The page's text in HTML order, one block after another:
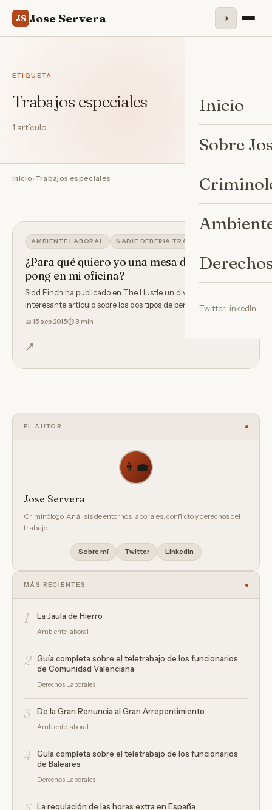
JS Jose Servera ◑
Inicio
Sobre
TwitterLinkedIn
ETIQUETA
Trabajos especiales
1 artículo
Inicio› Trabajos especiales
AMBIENTE LABORAL NADIE DEBERÍA TRABAJAR JAMÁS
¿Para qué quiero yo una mesa de ping-
pong en mi oficina?
Sidd Finch ha publicado en The Hustle un divertido y a la vez
interesante artículo sobre los dos tipos de beneficios…
📅 15 sep 2015⏱ 3 min
↗
EL AUTOR
👨‍💼
Jose Servera
Criminólogo. Análisis de entornos laborales, conflicto y derechos del
trabajo.
Sobre mí Twitter LinkedIn
MÁS RECIENTES
1 La Jaula de Hierro
Ambiente laboral
2
Guía completa sobre el teletrabajo de los funcionarios
de Comunidad Valenciana
Derechos Laborales
3 De la Gran Renuncia al Gran Arrepentimiento
Ambiente laboral
4
Guía completa sobre el teletrabajo de los funcionarios
de Baleares
Derechos Laborales
La regulación de las horas extra en España